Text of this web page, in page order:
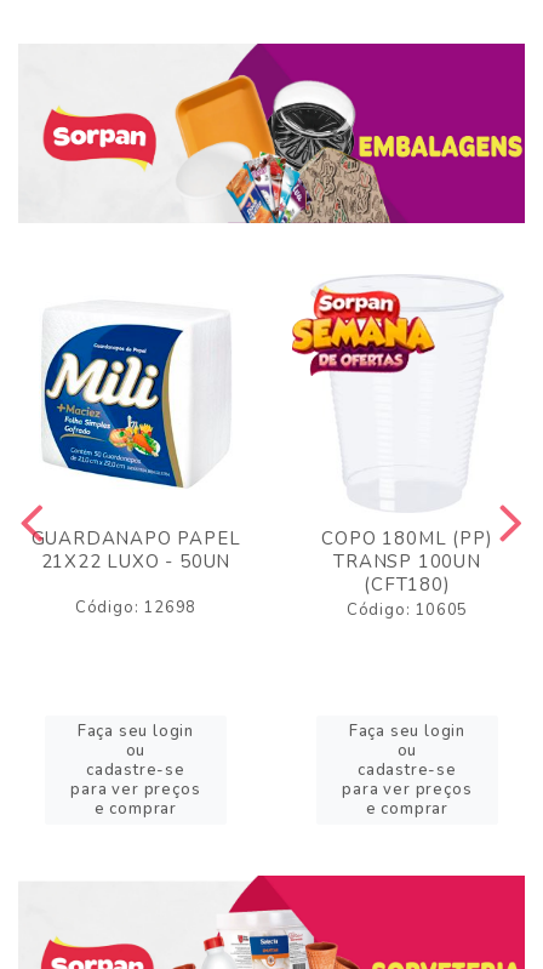
GUARDANAPO PAPEL
21X22 LUXO - 50UN
Código: 12698
Faça seu login
ou
cadastre-se
para ver preços
e comprar
COPO 180ML (PP)
TRANSP 100UN
(CFT180)
Código: 10605
Faça seu login
ou
cadastre-se
para ver preços
e comprar